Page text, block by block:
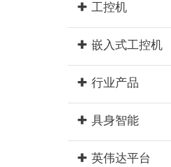
工控机
嵌入式工控机
行业产品
具身智能
英伟达平台